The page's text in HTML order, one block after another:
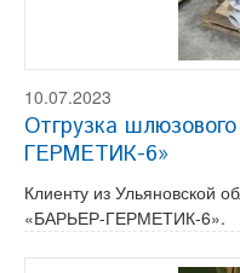
10.07.2023
Отгрузка
ГЕРМЕТИК-6»
Клиенту из Ульяновской
«БАРЬЕР-ГЕРМЕТИК-6».